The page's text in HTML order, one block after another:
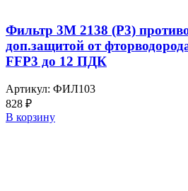
Фильтр 3M 2138 (P3)
доп.защитой от
FFP3 до 12 ПДК
Артикул: ФИЛ103
828 ₽
В корзину